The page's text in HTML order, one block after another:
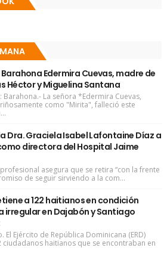
Barahona Edermira Cuevas, madre de
Héctor y Miguelina Santana
Barahona.- La señora *Edermira Cuevas,
como "Mirita", falleció este
Dra. Graciela Isabel Lafontaine Díaz a
directora del Hospital Jaime
asegura que se retira “con la frente
de seguir sirviendo a la com...
a 122 haitianos en condición
irregular en Dajabón y Santiago
El Ejército de República Dominicana (ERD)
haitianos que se encontraban en